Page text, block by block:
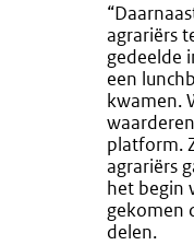
agrariërs
gedeelde
een
kwamen.
platform.
agrariërs
het begin
gekomen
delen.